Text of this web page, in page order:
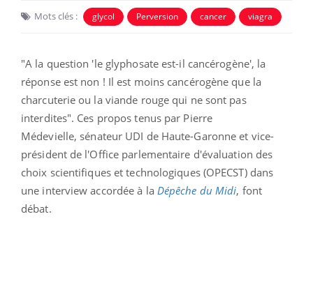
Mots clés : glycol Perversion cancer viagra
"A la question 'le glyphosate est-il cancérogène', la
réponse est non ! Il est moins cancérogène que la
charcuterie ou la viande rouge qui ne sont pas
interdites". Ces propos tenus par Pierre
Médevielle, sénateur UDI de Haute-Garonne et vice-
président de l'Office parlementaire d'évaluation des
choix scientifiques et technologiques (OPECST) dans
une interview accordée à la Dépêche du Midi, font
débat.